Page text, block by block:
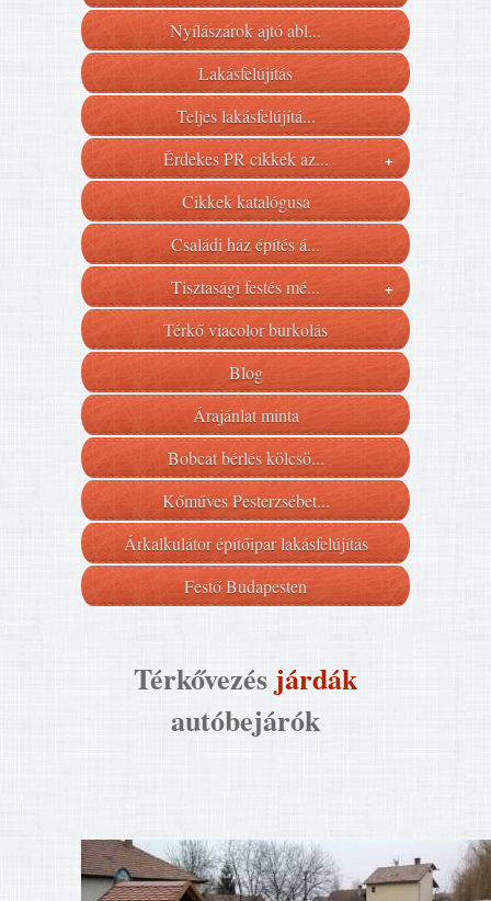
Nyílászárok ajtó abl...
Lakásfelújítás
Teljes lakásfelújítá...
Érdekes PR cikkek az...
+
Cikkek katalógusa
Családi ház építés á...
Tisztasági festés mé...
+
Térkő viacolor burkolás
Blog
Árajánlat minta
Bobcat bérlés kölcsö...
Kőműves Pesterzsébet...
Árkalkulátor építőipar lakásfelújítás
Festő Budapesten
Térkővezés járdák
autóbejárók